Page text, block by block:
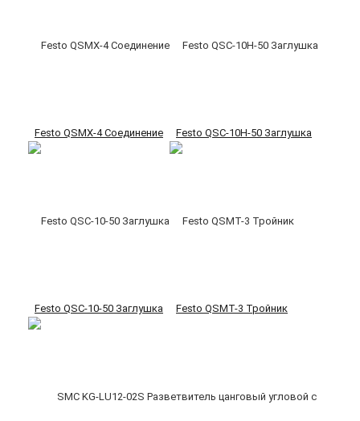
Festo QSMX-4 Соединение Festo QSC-10H-50 Заглушка
Festo QSC-10-50 Заглушка Festo QSMT-3 Тройник